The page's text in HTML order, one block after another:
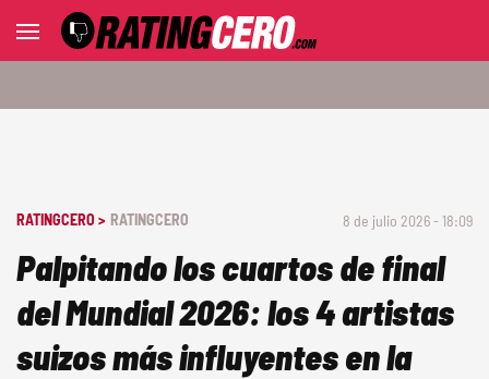
RATINGCERO > RATINGCERO 8 de julio 2026 - 18:09
Palpitando los cuartos de final
del Mundial 2026: los 4 artistas
suizos más influyentes en la